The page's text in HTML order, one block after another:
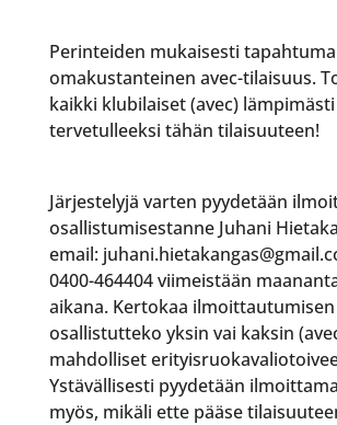
Perinteiden mukaisesti
omakustanteinen avec-tilaisuus.
kaikki klubilaiset (avec) lämpimästi
tervetulleeksi tähän tilaisuuteen!
Järjestelyjä varten pyydetään
osallistumisestanne Juhani
email:
0400-464404 viimeistään
aikana. Kertokaa
osallistutteko yksin vai kaksin
mahdolliset
Ystävällisesti pyydetään
myös, mikäli ette pääse